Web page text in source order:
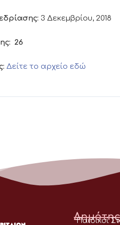
3 Δεκεμβρίου, 2018
26
Δείτε το αρχείο εδώ
Παιδικοί